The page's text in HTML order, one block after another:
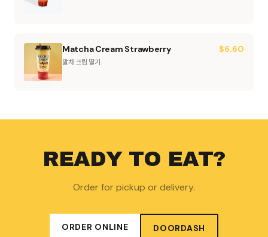
Matcha Cream Strawberry
말차 크림 딸기
$6.60
READY TO EAT?
Order for pickup or delivery.
ORDER ONLINE DOORDASH